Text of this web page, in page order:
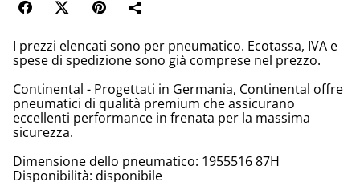
I prezzi elencati sono per pneumatico. Ecotassa, IVA e
spese di spedizione sono già comprese nel prezzo.
Continental - Progettati in Germania, Continental offre
pneumatici di qualità premium che assicurano
eccellenti performance in frenata per la massima
sicurezza.
Dimensione dello pneumatico: 1955516 87H
Disponibilità: disponibile